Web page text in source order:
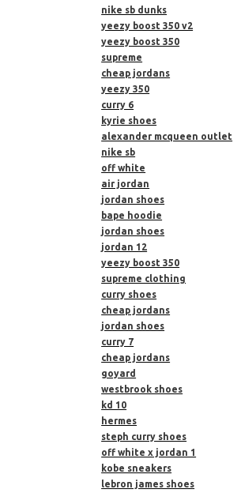
nike sb dunks
yeezy boost 350 v2
yeezy boost 350
supreme
cheap jordans
yeezy 350
curry 6
kyrie shoes
alexander mcqueen outlet
nike sb
off white
air jordan
jordan shoes
bape hoodie
jordan shoes
jordan 12
yeezy boost 350
supreme clothing
curry shoes
cheap jordans
jordan shoes
curry 7
cheap jordans
goyard
westbrook shoes
kd 10
hermes
steph curry shoes
off white x jordan 1
kobe sneakers
lebron james shoes